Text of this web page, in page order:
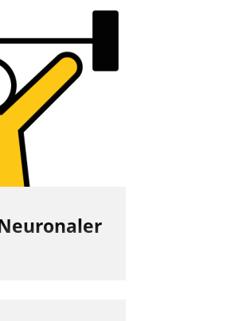
wuppen – bei
Aufgaben